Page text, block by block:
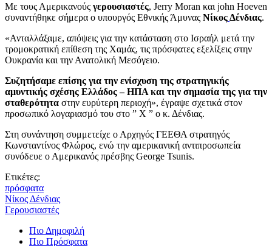
Με τους Αμερικανούς γερουσιαστές, Jerry Moran και john Hoeven
συναντήθηκε σήμερα ο υπουργός Εθνικής Άμυνας ΝίκοςΔένδιας.
«Ανταλλάξαμε, απόψεις για την κατάσταση στο Ισραήλ μετά την
τρομοκρατική επίθεση της Χαμάς, τις πρόσφατες εξελίξεις στην
Ουκρανία και την Ανατολική Μεσόγειο.
Συζητήσαμε επίσης για την ενίσχυση της στρατηγικής
αμυντικής σχέσης Ελλάδος – ΗΠΑ και την σημασία της για την
σταθερότητα στην ευρύτερη περιοχή», έγραψε σχετικά στον
προσωπικό λογαριασμό του στο ” Χ ” ο κ. Δένδιας.
Στη συνάντηση συμμετείχε ο Αρχηγός ΓΕΕΘΑ στρατηγός
Κωνσταντίνος Φλώρος, ενώ την αμερικανική αντιπροσωπεία
συνόδευε ο Αμερικανός πρέσβης George Tsunis.
Ετικέτες:
πρόσφατα
Νίκος Δένδιας
Γερουσιαστές
Πιο Δημοφιλή
Πιο Πρόσφατα